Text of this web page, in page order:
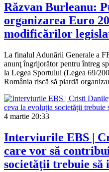
Răzvan Burleanu:
organizarea Euro
modificărilor
La finalul Adunării Generale a
anunţ îngrijorător pentru întreg
la Legea Sportului (Legea 69/
România riscă să piardă
4 martie 20:33
Interviurile EBS |
care vor să
societății trebuie să